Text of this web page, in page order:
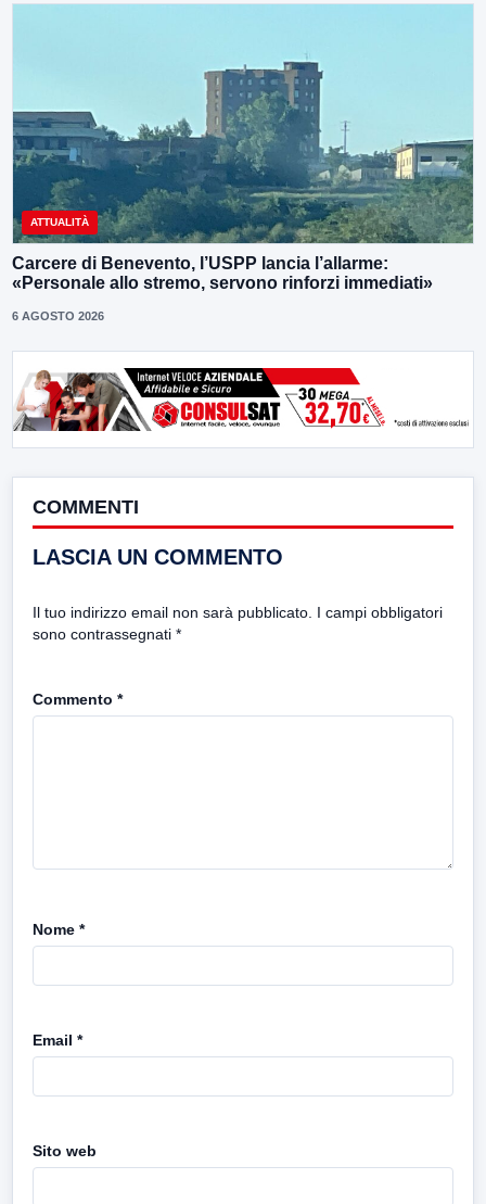
ATTUALITÀ
Carcere di Benevento, l’USPP lancia l’allarme:
«Personale allo stremo, servono rinforzi immediati»
6 AGOSTO 2026
COMMENTI
LASCIA UN COMMENTO
Il tuo indirizzo email non sarà pubblicato. I campi obbligatori
sono contrassegnati *
Commento *
Nome *
Email *
Sito web